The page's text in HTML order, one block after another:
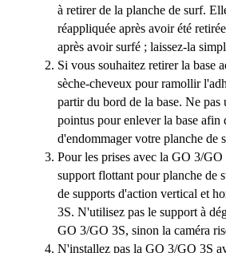
à retirer de la planche de surf.
réappliquée après avoir été
après avoir surfé ; laissez-la
Si vous souhaitez retirer la base
sèche-cheveux pour ramollir
partir du bord de la base. Ne pas
pointus pour enlever la base afin
d'endommager votre planche de
Pour les prises avec la GO 3/
support flottant pour planche de
de supports d'action vertical et
3S. N'utilisez pas le support à
GO 3/GO 3S, sinon la caméra
N'installez pas la GO 3/GO 3S